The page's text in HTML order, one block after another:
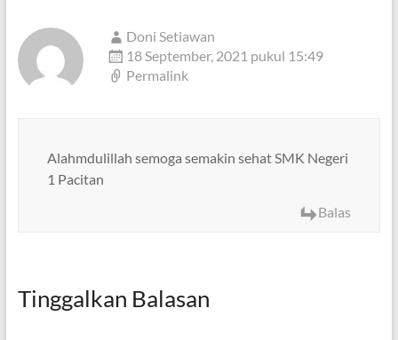
Doni Setiawan
18 September, 2021 pukul 15:49
Permalink
Alahmdulillah semoga semakin sehat SMK Negeri
1 Pacitan
Balas
Tinggalkan Balasan